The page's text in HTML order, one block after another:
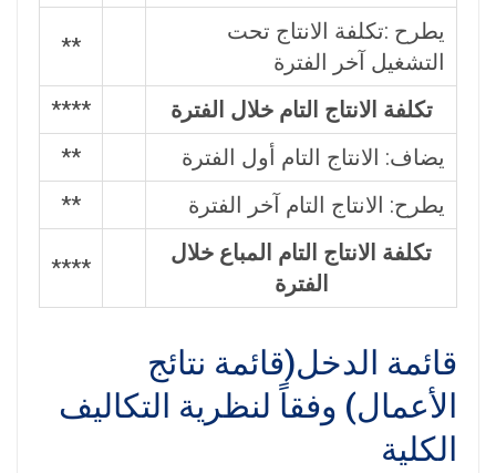
يطرح :تكلفة الانتاج تحت
التشغيل آخر الفترة
**
تكلفة الانتاج التام خلال الفترة
****
يضاف: الانتاج التام أول الفترة
**
يطرح: الانتاج التام آخر الفترة
**
تكلفة الانتاج التام المباع خلال
الفترة
****
قائمة الدخل(قائمة نتائج
الأعمال) وفقاً لنظرية التكاليف
الكلية